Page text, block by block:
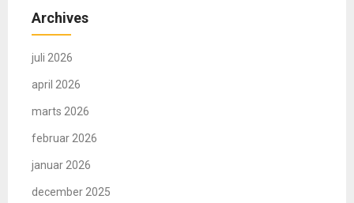
Archives
juli 2026
april 2026
marts 2026
februar 2026
januar 2026
december 2025